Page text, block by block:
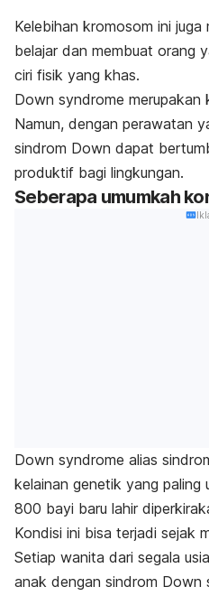
Kelebihan kromosom ini
belajar dan membuat orang
ciri fisik yang khas.
Down syndrome merupakan
Namun, dengan perawatan
sindrom Down dapat
produktif bagi lingkungan.
Seberapa umumkah
Down syndrome alias
kelainan genetik yang paling
800 bayi baru lahir
Kondisi ini bisa terjadi sejak
Setiap wanita dari segala
anak dengan sindrom Down